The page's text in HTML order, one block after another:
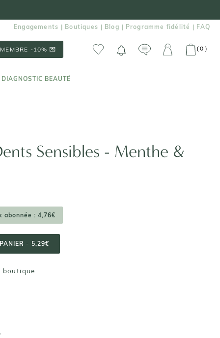
Engagements | Boutiques | Blog | Programme fidélité | FAQ
DIAGNOSTIC BEAUTÉ
-10% 💌 (0 )
Sensibles - Menthe &
abonnée : 4,76€
- 5,29€